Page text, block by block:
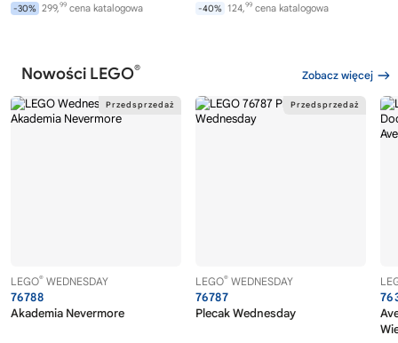
-30% 299,99 cena katalogowa -40% 124,99 cena katalogowa
Nowości LEGO® Zobacz więcej
LEGO® WEDNESDAY
76788
Akademia Nevermore
LEGO® WEDNESDAY
76787
Plecak Wednesday